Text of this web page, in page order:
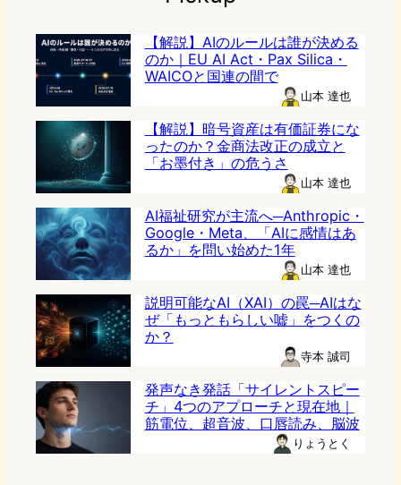
【解説】AIのルールは誰が決める
のか｜EU AI Act・Pax Silica・
WAICOと国連の間で
山本 達也
【解説】暗号資産は有価証券にな
ったのか？金商法改正の成立と
「お墨付き」の危うさ
山本 達也
AI福祉研究が主流へ─Anthropic・
Google・Meta、「AIに感情はあ
るか」を問い始めた1年
山本 達也
説明可能なAI（XAI）の罠─AIはな
ぜ「もっともらしい嘘」をつくの
か？
寺本 誠司
発声なき発話「サイレントスピー
チ」4つのアプローチと現在地｜
筋電位、超音波、口唇読み、脳波
りょうとく